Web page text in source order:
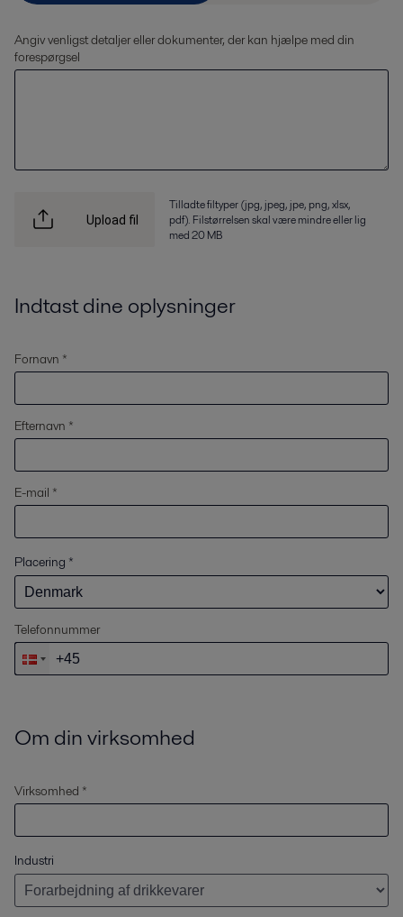
Angiv venligst detaljer eller dokumenter, der kan hjælpe med din
forespørgsel
Upload fil
Tilladte filtyper (jpg, jpeg, jpe, png, xlsx,
pdf). Filstørrelsen skal være mindre eller lig
med 20 MB
Indtast dine oplysninger
Fornavn *
Efternavn *
E-mail *
Placering *
Telefonnummer
Om din virksomhed
Virksomhed *
Industri